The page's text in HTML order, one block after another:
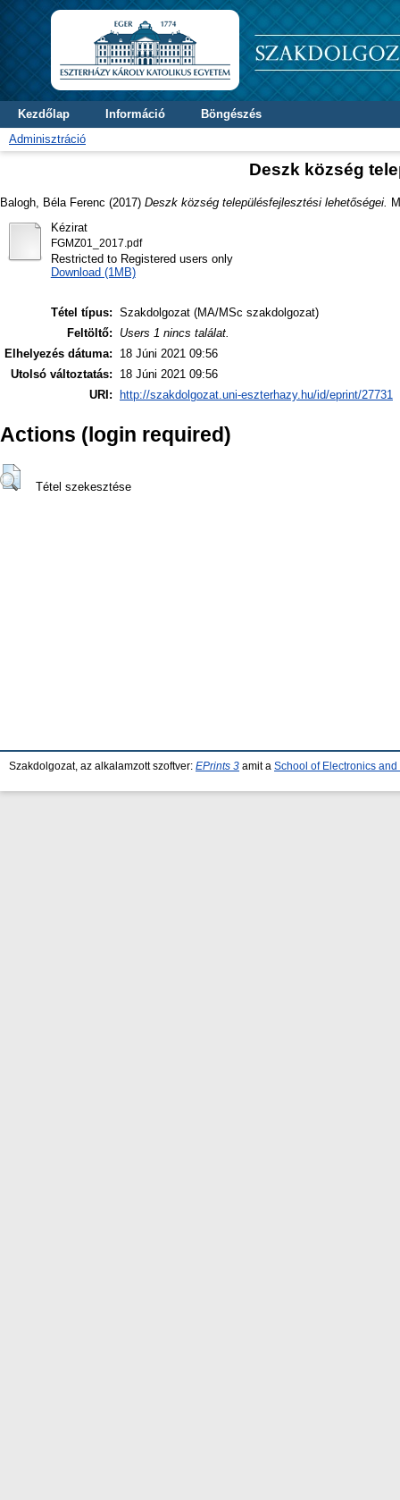
Kezdőlap Információ
Böngészés
Adminisztráció
Deszk község
Balogh, Béla Ferenc (2017) Deszk község településfejlesztési lehetőségei.
Kézirat
FGMZ01_2017.pdf
Restricted to Registered users only
Download (1MB)
Tétel típus: Szakdolgozat (MA/MSc szakdolgozat)
Feltöltő:
Users 1 nincs találat.
Elhelyezés dátuma:
18 Júni 2021 09:56
Utolsó változtatás:
18 Júni 2021 09:56
URI:
http://szakdolgozat.uni-eszterhazy.hu/id/eprint/27731
Actions (login required)
Tétel szekesztése
Szakdolgozat, az alkalamzott szoftver: EPrints 3 amit a School of Electronics